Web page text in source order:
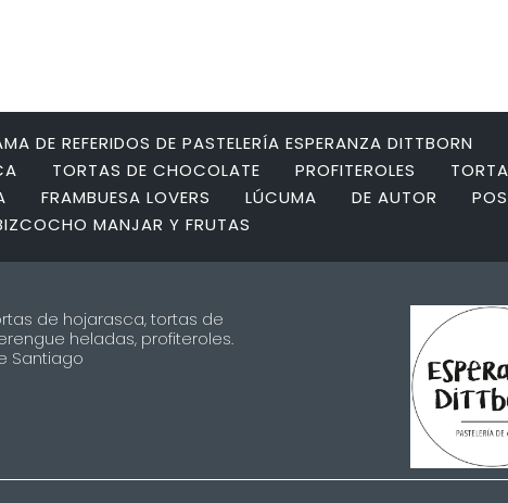
DE REFERIDOS DE PASTELERÍA ESPERANZA DITTBORN
TORTAS DE CHOCOLATE PROFITEROLES
FRAMBUESA LOVERS LÚCUMA DE AUTOR
MANJAR Y FRUTAS
de hojarasca, tortas de
heladas, profiteroles.
Santiago